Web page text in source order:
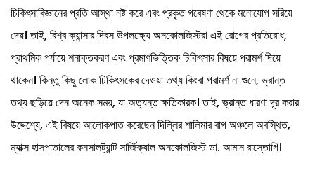
চিকিৎসাবিজ্ঞানের প্রতি আস্থা নষ্ট করে এবং প্রকৃত গবেষণা থেকে মনোযোগ সরিয়ে
দেয়। তাই, বিশ্ব ক্যান্সার দিবস উপলক্ষ্যে অনকোলজিস্টরা এই রোগের প্রতিরোধ,
প্রাথমিক পর্যায়ে শনাক্তকরণ এবং প্রমাণভিত্তিক চিকিৎসার বিষয়ে পরামর্শ দিয়ে
থাকেন। কিন্তু কিছু লোক চিকিৎসকের দেওয়া তথ্য কিংবা পরামর্শ না শুনে, ভ্রান্ত
তথ্য ছড়িয়ে দেন অনেক সময়, যা অত্যন্ত ক্ষতিকারক। তাই, ভ্রান্ত ধারণা দূর করার
উদ্দেশ্যে, এই বিষয়ে আলোকপাত করেছেন দিল্লির শালিমার বাগ অঞ্চলে অবস্থিত,
ম্যাক্স হাসপাতালের কনসালট্যান্ট সার্জিক্যাল অনকোলজিস্ট ডা. আমান রাস্তোগি।